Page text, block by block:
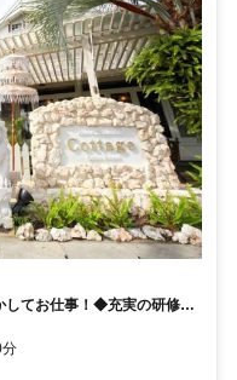
てお仕事！◆充実の研修制